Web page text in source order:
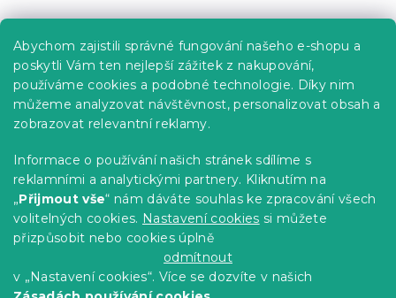
Abychom zajistili správné fungování našeho e-shopu a
poskytli Vám ten nejlepší zážitek z nakupování,
používáme cookies a podobné technologie. Díky nim
můžeme analyzovat návštěvnost, personalizovat obsah a
zobrazovat relevantní reklamy.
Informace o používání našich stránek sdílíme s
reklamními a analytickými partnery. Kliknutím na
„Přijmout vše“ nám dáváte souhlas ke zpracování všech
volitelných cookies. Nastavení cookies si můžete
přizpůsobit nebo cookies úplně
odmítnout
v „Nastavení cookies“. Více se dozvíte v našich
Kariéra
Poptávky a B2B spolupráce
Proč se u nás registrovat?
Věrnostní program - Sleva až 10 %
Návody
Tabulky velikostí
Blog